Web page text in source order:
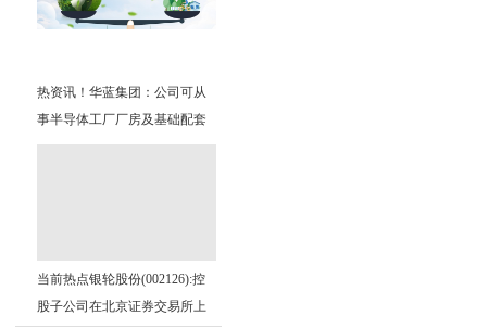
热资讯！华蓝集团：公司可从
事半导体工厂厂房及基础配套
设施的建筑设计工作
当前热点银轮股份(002126):控
股子公司在北京证券交易所上